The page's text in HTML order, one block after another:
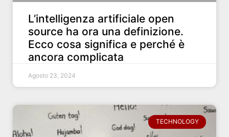
L’intelligenza artificiale open
source ha ora una definizione.
Ecco cosa significa e perché è
ancora complicata
Agosto 23, 2024
TECHNOLOGY